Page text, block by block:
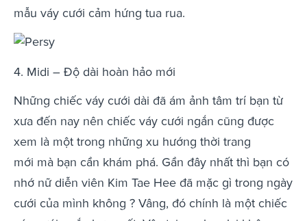
mẫu váy cưới cảm hứng tua rua.
Persy
4. Midi – Độ dài hoàn hảo mới
Những chiếc váy cưới dài đã ám ảnh tâm trí bạn từ
xưa đến nay nên chiếc váy cưới ngắn cũng được
xem là một trong những xu hướng thời trang
mới mà bạn cần khám phá. Gần đây nhất thì bạn có
nhớ nữ diễn viên Kim Tae Hee đã mặc gì trong ngày
cưới của mình không ? Vâng, đó chính là một chiếc